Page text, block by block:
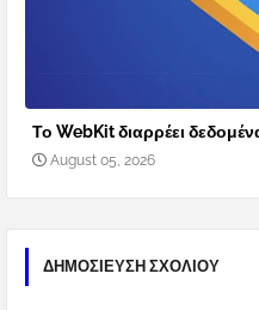
Το WebKit διαρρέει
August 05, 2026
ΔΗΜΟΣΊΕΥΣΗ ΣΧΟΛΊΟΥ